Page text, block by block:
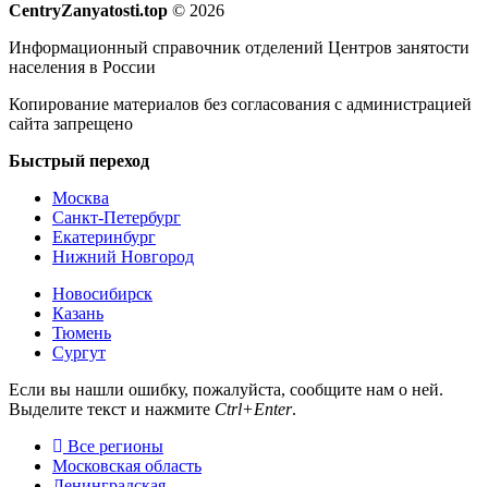
CentryZanyatosti.top © 2026
Информационный справочник отделений Центров занятости
населения в России
Копирование материалов без согласования с администрацией
сайта запрещено
Быстрый переход
Москва
Санкт-Петербург
Екатеринбург
Нижний Новгород
Новосибирск
Казань
Тюмень
Сургут
Если вы нашли ошибку, пожалуйста, сообщите нам о ней.
Выделите текст и нажмите Ctrl+Enter.
Все регионы
Московская область